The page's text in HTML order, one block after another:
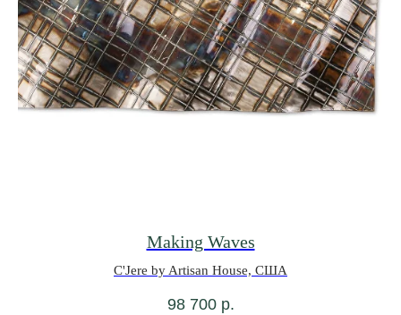
Making Waves
C'Jere by Artisan House, США
98 700 р.